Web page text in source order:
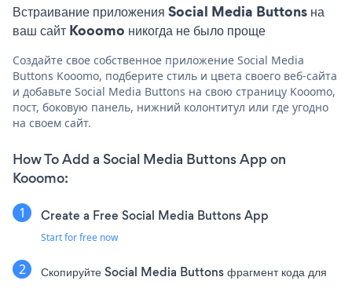
Встраивание приложения Social Media Buttons на
ваш сайт Kooomo никогда не было проще
Создайте свое собственное приложение Social Media
Buttons Kooomo, подберите стиль и цвета своего веб-сайта
и добавьте Social Media Buttons на свою страницу Kooomo,
пост, боковую панель, нижний колонтитул или где угодно
на своем сайт.
How To Add a Social Media Buttons App on
Kooomo:
Create a Free Social Media Buttons App
Start for free now
Скопируйте Social Media Buttons фрагмент кода для